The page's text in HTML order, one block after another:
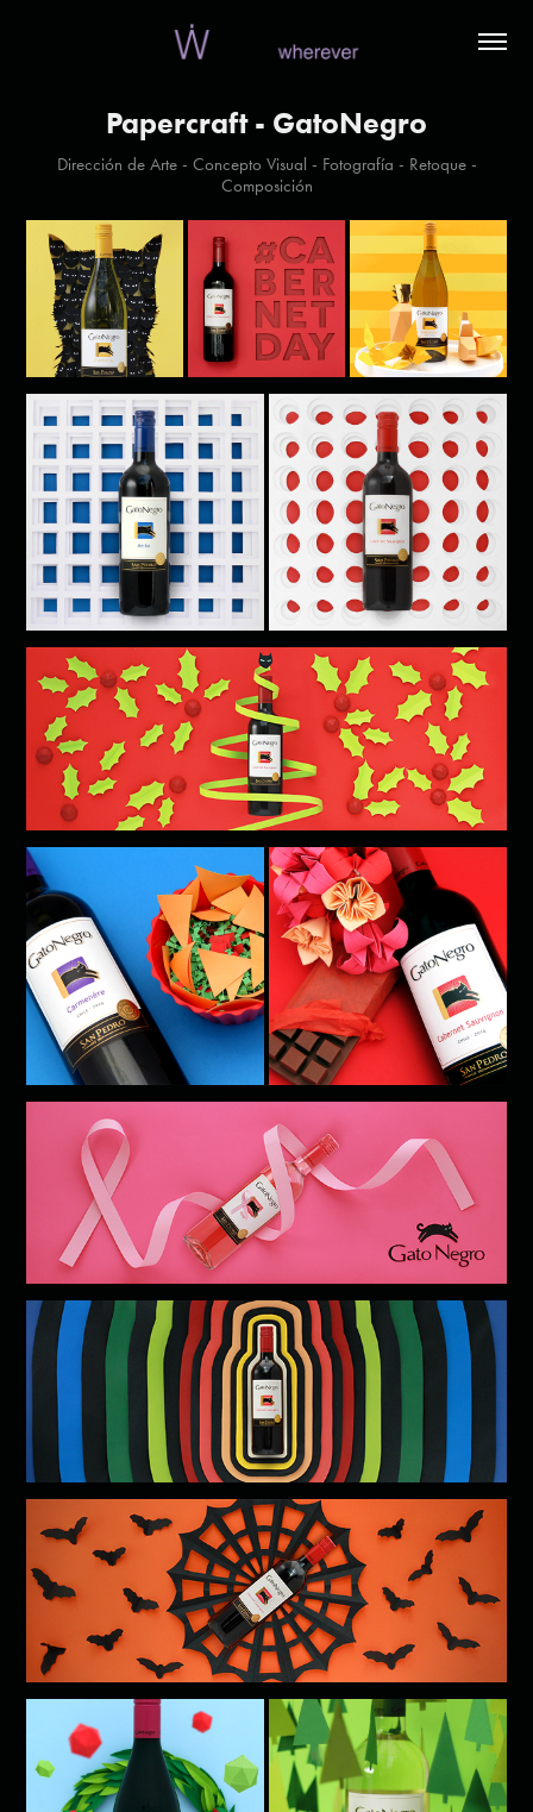
Papercraft - GatoNegro
Dirección de Arte - Concepto Visual - Fotografía - Retoque -
Composición